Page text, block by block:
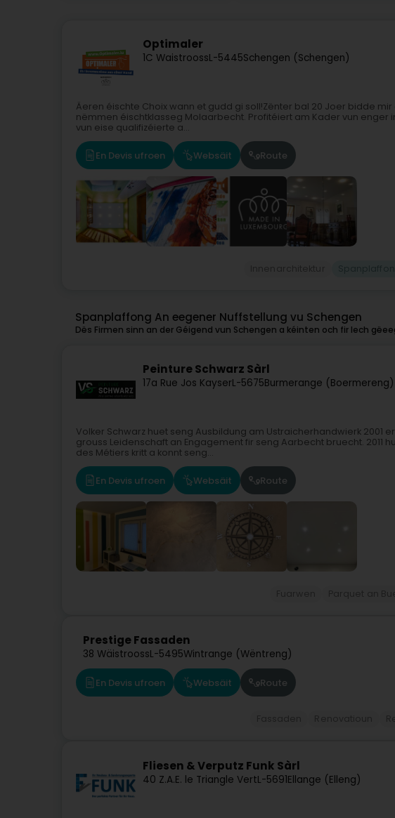
Optimaler
1C WaistroossL-5445Schengen (Schengen)
Äeren éischte Choix wann et gudd gi soll!Zënter bal 20 Joer bidde
nëmmen éischtklasseg Molaarbecht. Profitéiert am Kader vun enger
vun eise qualifizéierte a...
En Devis ufroen Websäit Route
Spanplaffong An eegener Nuffstellung vu Schengen
Dës Firmen sinn an der Géigend vun Schengen a kéinten och fir Iech
Peinture Schwarz Sàrl
17a Rue Jos KayserL-5675Burmerange (Boermereng)
Volker Schwarz huet seng Ausbildung am Ustraicherhandwierk 2001
grouss Leidenschaft an Engagement fir seng Aarbecht bruecht. 2011
des Métiers kritt a konnt seng...
En Devis ufroen Websäit Route
Prestige Fassaden
38 WäistroossL-5495Wintrange (Wëntreng)
En Devis ufroen Websäit Route
Fliesen & Verputz Funk Sàrl
40 Z.A.E. le Triangle VertL-5691Ellange (Elleng)